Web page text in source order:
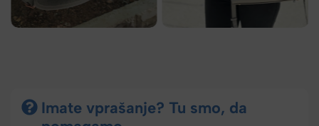
Imate vprašanje? Tu smo, da